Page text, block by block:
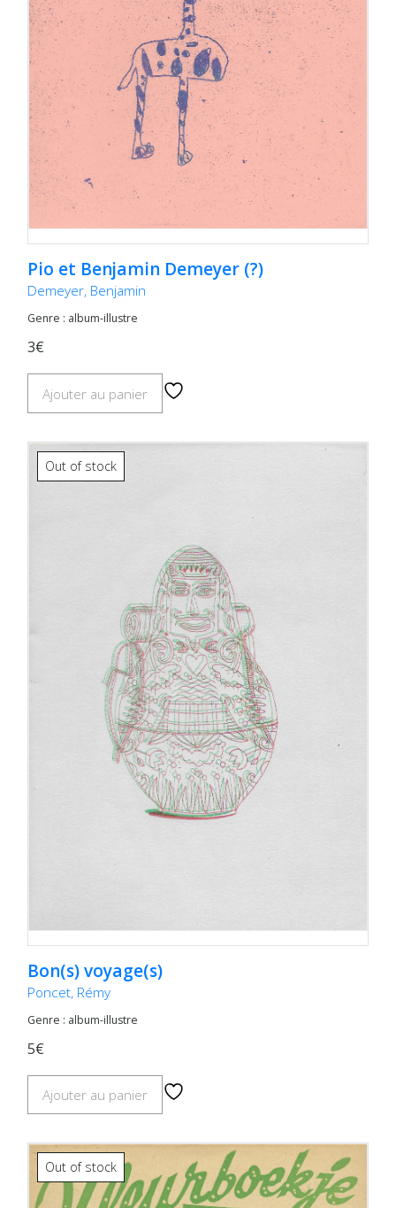
Pio et Benjamin Demeyer (?)
Demeyer, Benjamin
Genre : album-illustre
3€
Ajouter au panier
Out of stock
Bon(s) voyage(s)
Poncet, Rémy
Genre : album-illustre
5€
Ajouter au panier
Out of stock